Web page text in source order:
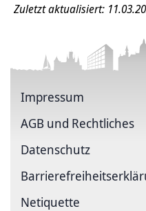
Zuletzt aktualisiert:
Impressum
AGB und Rechtliches
Datenschutz
Netiquette